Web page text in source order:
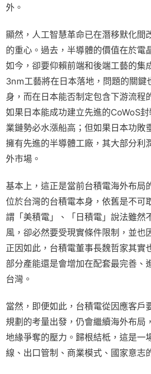
外。
顯然，人工智慧革命已在潛移默化間
的重心。過去，半導體的價值在於電
如今，卻要仰賴前端和後端工藝的集
3nm工藝將在日本落地，問題的關鍵
身，而在日本能否制定包含下游流程
如果日本能成功建立先進的CoWoS
業鏈勢必水漲船高；但如果日本功敗
擁有先進的半導體工廠，其大部分利
外市場。
基本上，這正是當前台積電海外布局
位於台灣的台積電本身，依舊是不可
謂「美積電」、「日積電」說法雖然
風，卻必然要受現實條件限制，並也
正因如此，台積電董事長魏哲家其實
部分產能還是會增加在配套最完善、
台灣。
當然，即便如此，台積電從因應客戶
規劃的考量出發，仍會繼續海外布局
地緣爭奪的壓力。歸根結柢，這是一
線、出口管制、商業模式、國家意志